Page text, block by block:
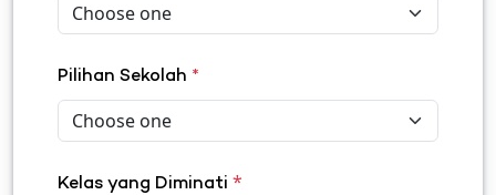
Pilihan Sekolah *
Kelas yang Diminati *